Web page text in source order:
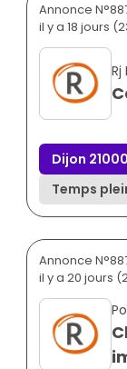
Annonce
il y a 18 jours
Dijon 21000
Temps
Annonce
il y a 20 jours